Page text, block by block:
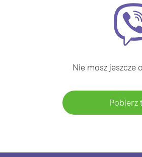
Nie masz jeszcze
Pobierz